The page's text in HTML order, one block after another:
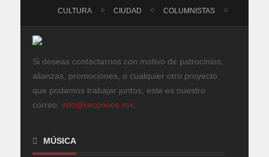
CULTURA CIUDAD COLUMNISTAS
Si deseas contactarnos con motivo de patrocinios,
alianzas, promociones, o cualquier otro proyecto
que podamos trabajar juntos, este es nuestro
correo: info@reconoce.mx.
MÚSICA